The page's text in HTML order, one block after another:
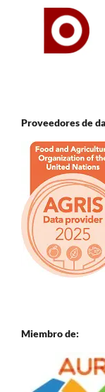
Proveedores de
Miembro de: